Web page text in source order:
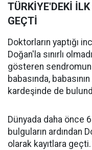
TÜRKİYE'DEKİ
GEÇTİ
Doktorların yaptığı
Doğan'la sınırlı
gösteren sendromun
babasında,
kardeşinde de
Dünyada daha önce
bulguların ardından
olarak kayıtlara geçti.